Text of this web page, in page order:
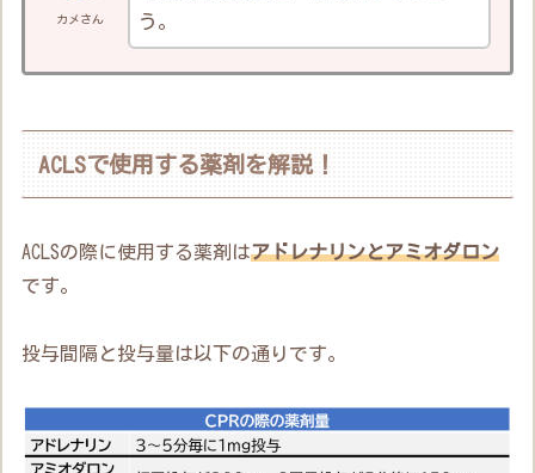
カメさん
う。
ACLSで使用する薬剤を解説！
ACLSの際に使用する薬剤はアドレナリンとアミオダロン
です。
投与間隔と投与量は以下の通りです。